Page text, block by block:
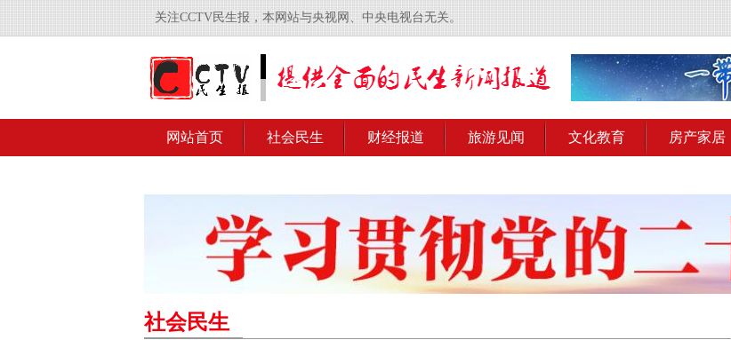
关注CCTV民生报，本网站与央视网、中央电视台无关。
网站首页 社会民生 财经报道 旅游见闻 文化教育 房产家居
社会民生